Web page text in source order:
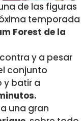
de las figuras
temporada
Forest de la
y a pesar
conjunto
y batir a
una gran